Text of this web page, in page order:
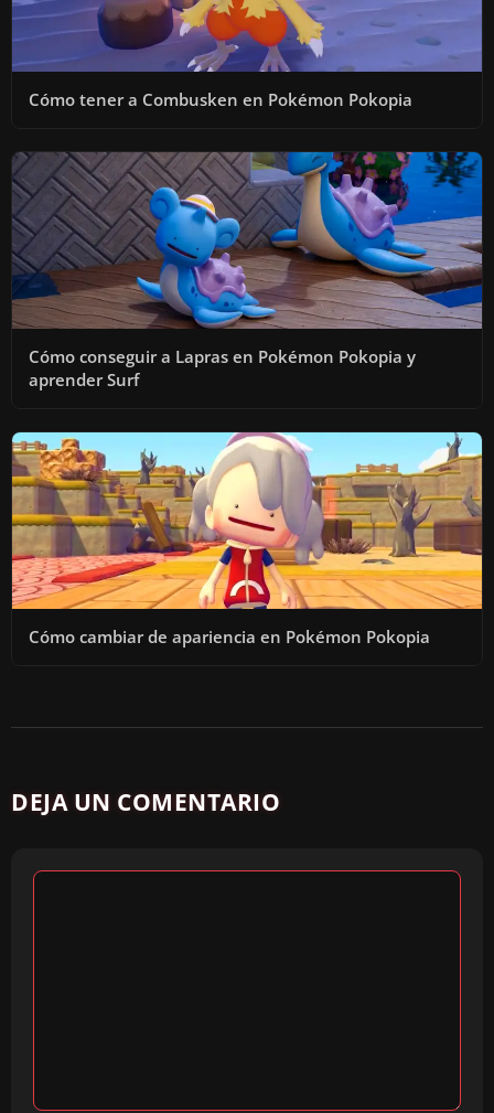
Cómo tener a Combusken en Pokémon Pokopia
Cómo conseguir a Lapras en Pokémon Pokopia y
aprender Surf
Cómo cambiar de apariencia en Pokémon Pokopia
DEJA UN COMENTARIO